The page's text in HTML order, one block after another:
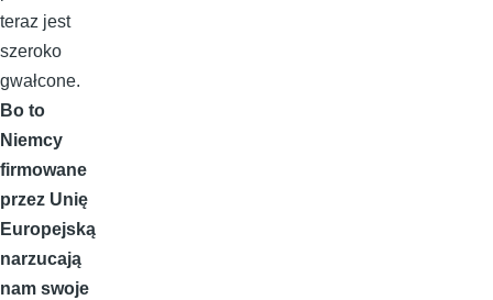
teraz jest
szeroko
gwałcone.
Bo to
Niemcy
firmowane
przez Unię
Europejską
narzucają
nam swoje